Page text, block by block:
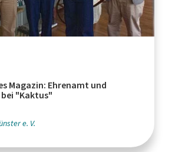
Magazin: Ehrenamt und
"Kaktus"
e. V.